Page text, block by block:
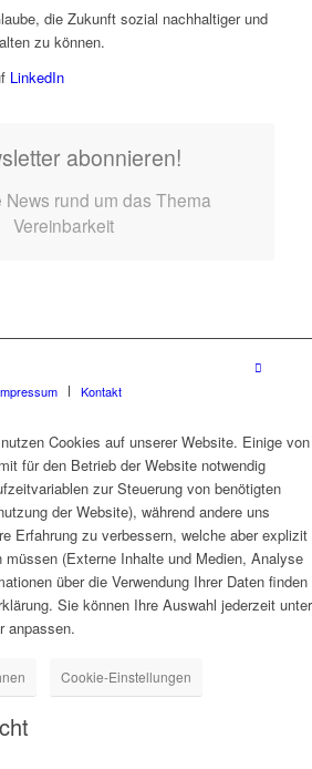
die Zukunft sozial nachhaltiger und
zu können.
LinkedIn
abonnieren!
News rund um das Thema
Vereinbarkeit
Kontakt
Cookies auf unserer Website. Einige von
für den Betrieb der Website notwendig
zur Steuerung von benötigten
der Website), während andere uns
Erfahrung zu verbessern, welche aber explizit
müssen (Externe Inhalte und Medien, Analyse
über die Verwendung Ihrer Daten finden
Sie können Ihre Auswahl jederzeit unter
anpassen.
Cookie-Einstellungen